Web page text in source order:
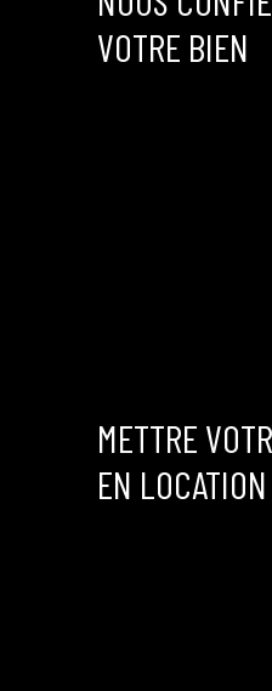
procédure de recouvrement en
diagnostics Mis en vente chez
VOTRE BIEN
METTRE
EN LOCATION